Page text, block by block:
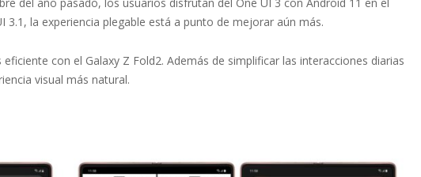
la experiencia plegable está a punto de mejorar aún más.
con el Galaxy Z Fold2. Además de simplificar las interacciones diarias
visual más natural.